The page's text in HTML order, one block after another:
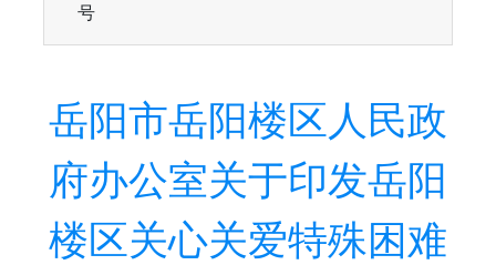
号
岳阳市岳阳楼区人民政
府办公室关于印发岳阳
楼区关心关爱特殊困难